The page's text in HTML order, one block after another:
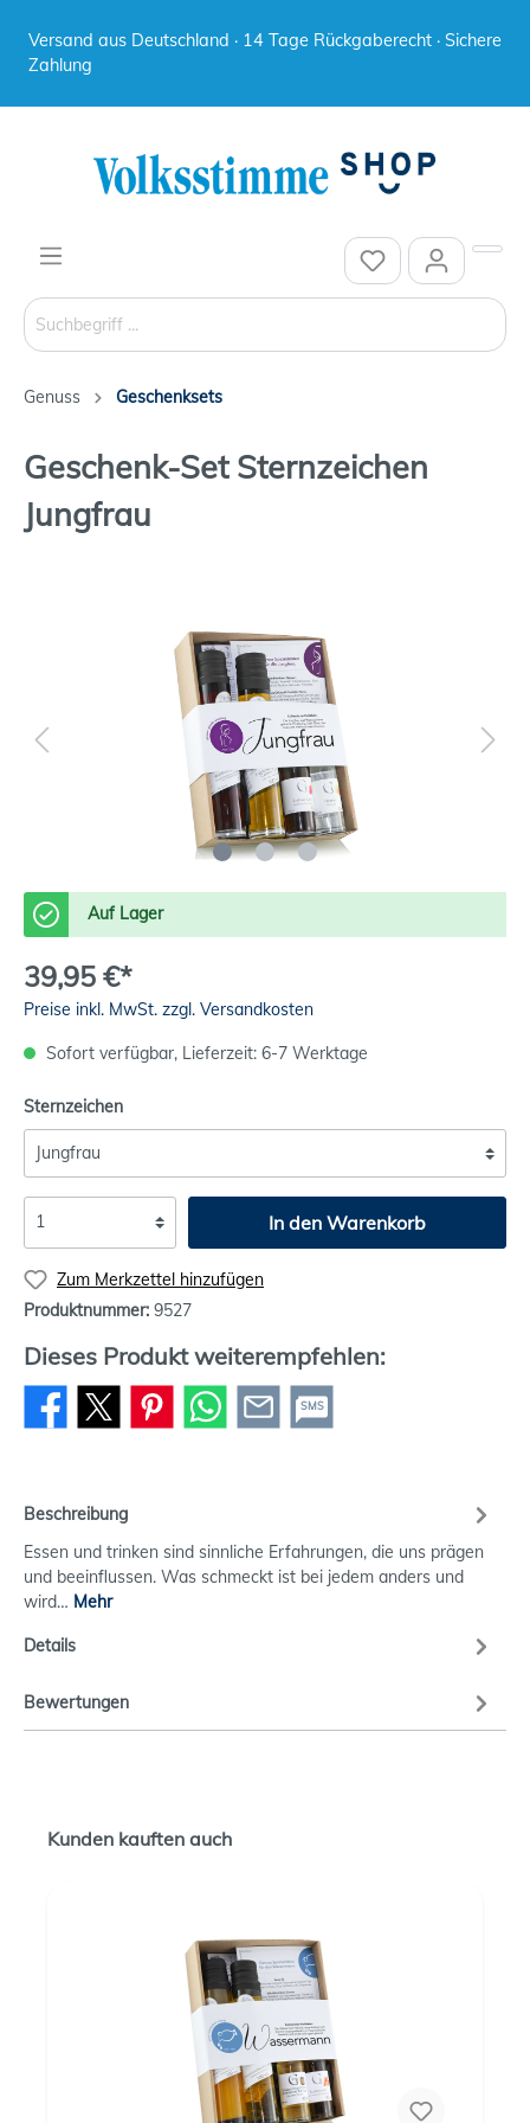
Versand aus Deutschland · 14 Tage Rückgaberecht · Sichere
Zahlung
Genuss Geschenksets
Geschenk-Set Sternzeichen
Jungfrau
Auf Lager
39,95 €*
Preise inkl. MwSt. zzgl. Versandkosten
Sofort verfügbar, Lieferzeit: 6-7 Werktage
Sternzeichen
In den Warenkorb
Zum Merkzettel hinzufügen
Produktnummer: 9527
Dieses Produkt weiterempfehlen:
SMS
Beschreibung
Essen und trinken sind sinnliche Erfahrungen, die uns prägen
und beeinflussen. Was schmeckt ist bei jedem anders und
wird… Mehr
Details
Bewertungen
Kunden kauften auch